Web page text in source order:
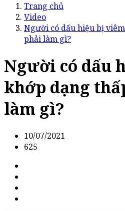
Trang chủ
Video
Người có dấu hiệu bị
phải làm gì?
Người có dấu
khớp dạng
làm gì?
10/07/2021
625